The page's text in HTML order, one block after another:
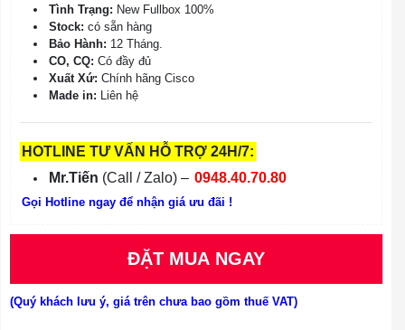
Tình Trạng: New Fullbox 100%
Stock: có sẵn hàng
Bảo Hành: 12 Tháng.
CO, CQ: Có đầy đủ
Xuất Xứ: Chính hãng Cisco
Made in: Liên hệ
HOTLINE TƯ VẤN HỖ TRỢ 24H/7:
Mr.Tiến (Call / Zalo) – 0948.40.70.80
Gọi Hotline ngay để nhận giá ưu đãi !
ĐẶT MUA NGAY
(Quý khách lưu ý, giá trên chưa bao gồm thuế VAT)